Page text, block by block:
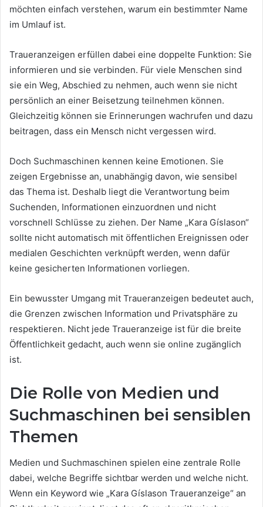
möchten einfach verstehen, warum ein bestimmter Name
im Umlauf ist.
Traueranzeigen erfüllen dabei eine doppelte Funktion: Sie
informieren und sie verbinden. Für viele Menschen sind
sie ein Weg, Abschied zu nehmen, auch wenn sie nicht
persönlich an einer Beisetzung teilnehmen können.
Gleichzeitig können sie Erinnerungen wachrufen und dazu
beitragen, dass ein Mensch nicht vergessen wird.
Doch Suchmaschinen kennen keine Emotionen. Sie
zeigen Ergebnisse an, unabhängig davon, wie sensibel
das Thema ist. Deshalb liegt die Verantwortung beim
Suchenden, Informationen einzuordnen und nicht
vorschnell Schlüsse zu ziehen. Der Name „Kara Gíslason“
sollte nicht automatisch mit öffentlichen Ereignissen oder
medialen Geschichten verknüpft werden, wenn dafür
keine gesicherten Informationen vorliegen.
Ein bewusster Umgang mit Traueranzeigen bedeutet auch,
die Grenzen zwischen Information und Privatsphäre zu
respektieren. Nicht jede Traueranzeige ist für die breite
Öffentlichkeit gedacht, auch wenn sie online zugänglich
ist.
Die Rolle von Medien und
Suchmaschinen bei sensiblen
Themen
Medien und Suchmaschinen spielen eine zentrale Rolle
dabei, welche Begriffe sichtbar werden und welche nicht.
Wenn ein Keyword wie „Kara Gíslason Traueranzeige“ an